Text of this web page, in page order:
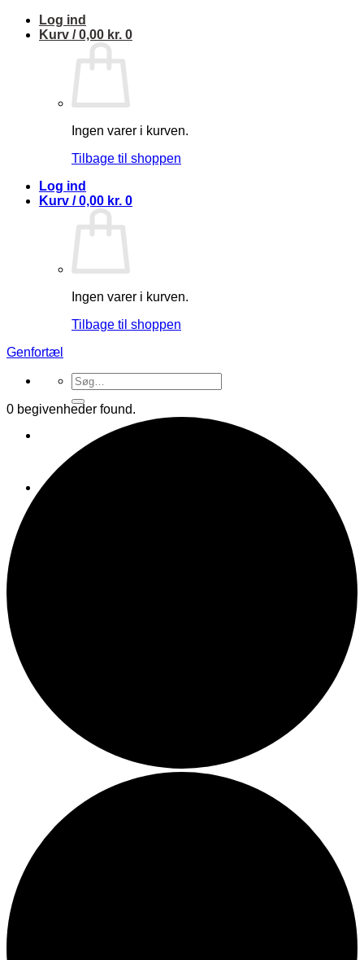
FortsætLog ind
Kurv /0,00 kr. 0
Ingen varer i kurven.
Tilbage til shoppen
Log ind
Kurv /0,00 kr. 0
Ingen varer i kurven.
Tilbage til shoppen
Genfortæl
Søg
efter:
0 begivenheder found.